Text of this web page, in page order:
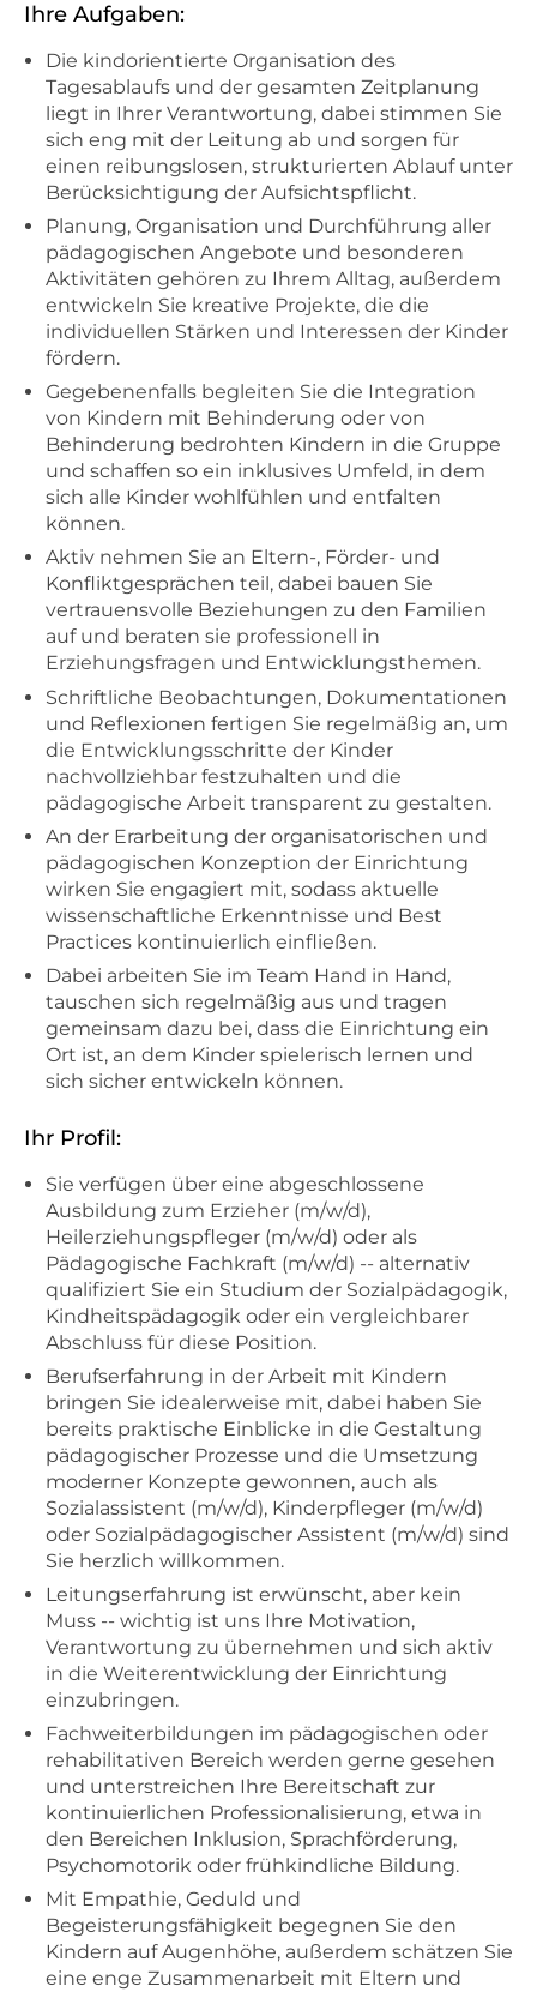
Ihre Aufgaben:
Die kindorientierte Organisation des
Tagesablaufs und der gesamten Zeitplanung
liegt in Ihrer Verantwortung, dabei stimmen Sie
sich eng mit der Leitung ab und sorgen für
einen reibungslosen, strukturierten Ablauf unter
Berücksichtigung der Aufsichtspflicht.
Planung, Organisation und Durchführung aller
pädagogischen Angebote und besonderen
Aktivitäten gehören zu Ihrem Alltag, außerdem
entwickeln Sie kreative Projekte, die die
individuellen Stärken und Interessen der Kinder
fördern.
Gegebenenfalls begleiten Sie die Integration
von Kindern mit Behinderung oder von
Behinderung bedrohten Kindern in die Gruppe
und schaffen so ein inklusives Umfeld, in dem
sich alle Kinder wohlfühlen und entfalten
können.
Aktiv nehmen Sie an Eltern-, Förder- und
Konfliktgesprächen teil, dabei bauen Sie
vertrauensvolle Beziehungen zu den Familien
auf und beraten sie professionell in
Erziehungsfragen und Entwicklungsthemen.
Schriftliche Beobachtungen, Dokumentationen
und Reflexionen fertigen Sie regelmäßig an, um
die Entwicklungsschritte der Kinder
nachvollziehbar festzuhalten und die
pädagogische Arbeit transparent zu gestalten.
An der Erarbeitung der organisatorischen und
pädagogischen Konzeption der Einrichtung
wirken Sie engagiert mit, sodass aktuelle
wissenschaftliche Erkenntnisse und Best
Practices kontinuierlich einfließen.
Dabei arbeiten Sie im Team Hand in Hand,
tauschen sich regelmäßig aus und tragen
gemeinsam dazu bei, dass die Einrichtung ein
Ort ist, an dem Kinder spielerisch lernen und
sich sicher entwickeln können.
Ihr Profil:
Sie verfügen über eine abgeschlossene
Ausbildung zum Erzieher (m/w/d),
Heilerziehungspfleger (m/w/d) oder als
Pädagogische Fachkraft (m/w/d) -- alternativ
qualifiziert Sie ein Studium der Sozialpädagogik,
Kindheitspädagogik oder ein vergleichbarer
Abschluss für diese Position.
Berufserfahrung in der Arbeit mit Kindern
bringen Sie idealerweise mit, dabei haben Sie
bereits praktische Einblicke in die Gestaltung
pädagogischer Prozesse und die Umsetzung
moderner Konzepte gewonnen, auch als
Sozialassistent (m/w/d), Kinderpfleger (m/w/d)
oder Sozialpädagogischer Assistent (m/w/d) sind
Sie herzlich willkommen.
Leitungserfahrung ist erwünscht, aber kein
Muss -- wichtig ist uns Ihre Motivation,
Verantwortung zu übernehmen und sich aktiv
in die Weiterentwicklung der Einrichtung
einzubringen.
Fachweiterbildungen im pädagogischen oder
rehabilitativen Bereich werden gerne gesehen
und unterstreichen Ihre Bereitschaft zur
kontinuierlichen Professionalisierung, etwa in
den Bereichen Inklusion, Sprachförderung,
Psychomotorik oder frühkindliche Bildung.
Mit Empathie, Geduld und
Begeisterungsfähigkeit begegnen Sie den
Kindern auf Augenhöhe, außerdem schätzen Sie
eine enge Zusammenarbeit mit Eltern und